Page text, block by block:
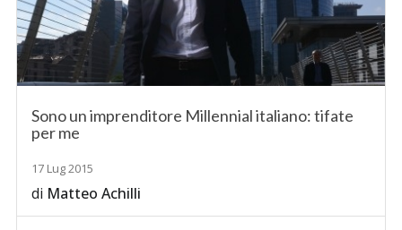
Sono un imprenditore Millennial italiano: tifate
per me
17 Lug 2015
di Matteo Achilli